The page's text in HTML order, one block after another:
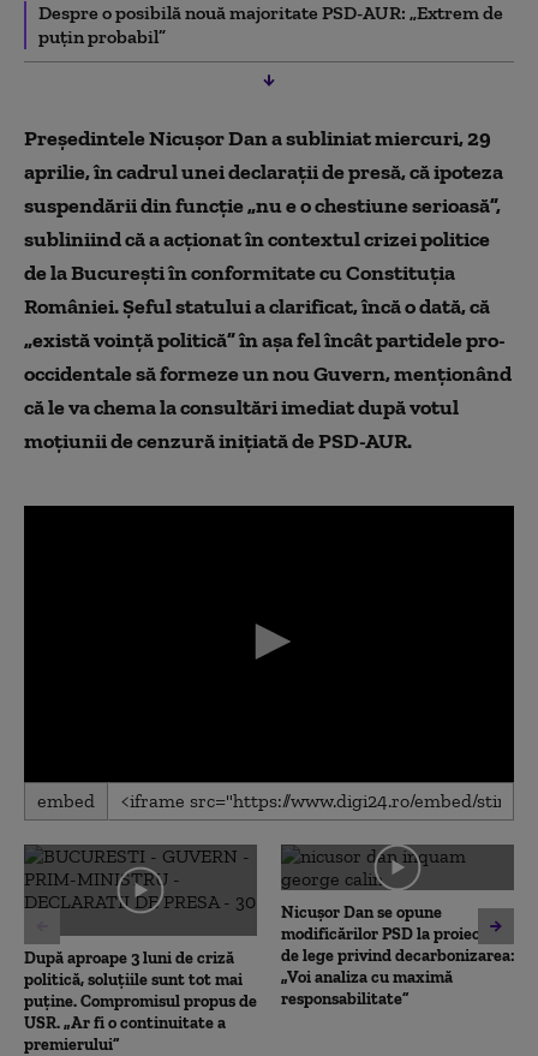
Despre o posibilă nouă majoritate PSD-AUR: „Extrem de
puțin probabil”
Președintele Nicușor Dan a subliniat miercuri, 29
aprilie, în cadrul unei declarații de presă, că ipoteza
suspendării din funcție „nu e o chestiune serioasă”,
subliniind că a acționat în contextul crizei politice
de la București în conformitate cu Constituția
României. Șeful statului a clarificat, încă o dată, că
„există voință politică” în așa fel încât partidele pro-
occidentale să formeze un nou Guvern, menționând
că le va chema la consultări imediat după votul
moțiunii de cenzură inițiată de PSD-AUR.
0
seconds
0
seconds
embed
După aproape 3 luni de criză
politică, soluțiile sunt tot mai
puține. Compromisul propus de
USR. „Ar fi o continuitate a
premierului”
Nicușor Dan se opune
modificărilor PSD la proiectul
de lege privind decarbonizarea:
„Voi analiza cu maximă
responsabilitate”